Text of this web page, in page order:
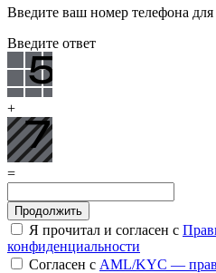
Введите ваш номер телефона для
Введите ответ
+
=
Я прочитал и согласен с
конфиденциальности
Согласен с AML/KYC —